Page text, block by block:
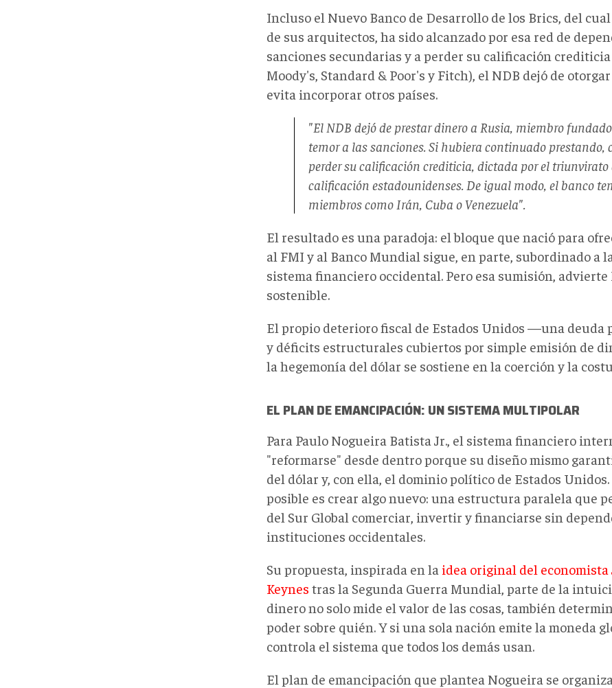
Incluso el Nuevo Banco de Desarrollo de los Brics, del
de sus arquitectos, ha sido alcanzado por esa red de
sanciones secundarias y a perder su calificación
Moody's, Standard & Poor's y Fitch), el NDB dejó de
evita incorporar otros países.
"El NDB dejó de prestar dinero a Rusia, miembro
temor a las sanciones. Si hubiera continuado prestando,
perder su calificación crediticia, dictada por el triunvirato
calificación estadounidenses. De igual modo, el banco
miembros como Irán, Cuba o Venezuela".
El resultado es una paradoja: el bloque que nació para
al FMI y al Banco Mundial sigue, en parte, subordinado a
sistema financiero occidental. Pero esa sumisión, advierte
sostenible.
El propio deterioro fiscal de Estados Unidos —una deuda
y déficits estructurales cubiertos por simple emisión de
la hegemonía del dólar se sostiene en la coerción y la
EL PLAN DE EMANCIPACIÓN: UN SISTEMA MULTIPOLAR
Para Paulo Nogueira Batista Jr., el sistema financiero
"reformarse" desde dentro porque su diseño mismo
del dólar y, con ella, el dominio político de Estados
posible es crear algo nuevo: una estructura paralela que
del Sur Global comerciar, invertir y financiarse sin
instituciones occidentales.
Su propuesta, inspirada en la idea original del
Keynes tras la Segunda Guerra Mundial, parte de la
dinero no solo mide el valor de las cosas, también
poder sobre quién. Y si una sola nación emite la moneda
controla el sistema que todos los demás usan.
El plan de emancipación que plantea Nogueira se